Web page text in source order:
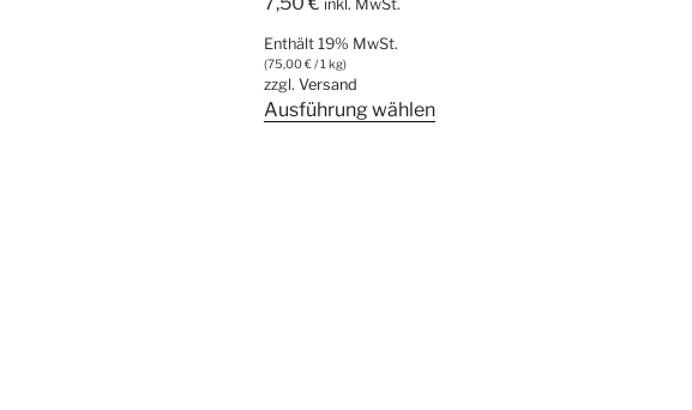
inkl. MwSt.
Enthält 19% MwSt.
(75,00€/ 1 kg)
zzgl. Versand
Ausführung wählenDieses